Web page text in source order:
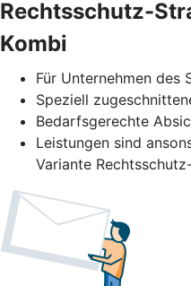
Rechtsschutz-
Kombi
Für Unternehmen des
Speziell
Bedarfsgerechte
Leistungen sind
Variante